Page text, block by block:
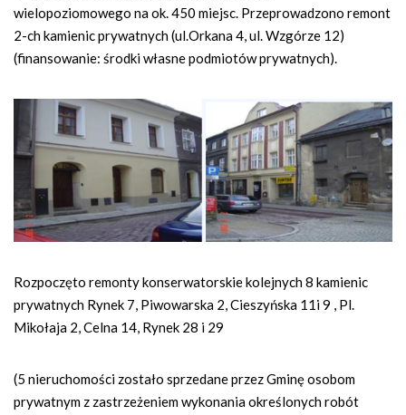
wielopoziomowego na ok. 450 miejsc. Przeprowadzono remont
2-ch kamienic prywatnych (ul.Orkana 4, ul. Wzgórze 12)
(finansowanie: środki własne podmiotów prywatnych).
Rozpoczęto remonty konserwatorskie kolejnych 8 kamienic
prywatnych Rynek 7, Piwowarska 2, Cieszyńska 11i 9 , Pl.
Mikołaja 2, Celna 14, Rynek 28 i 29
(5 nieruchomości zostało sprzedane przez Gminę osobom
prywatnym z zastrzeżeniem wykonania określonych robót